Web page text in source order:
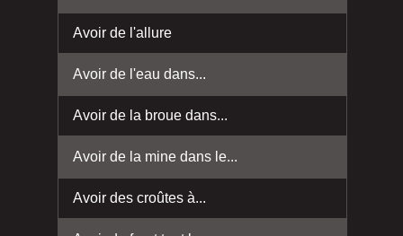
Avoir de l'allure
Avoir de l'eau dans...
Avoir de la broue dans...
Avoir de la mine dans le...
Avoir des croûtes à...